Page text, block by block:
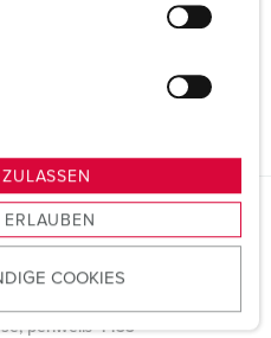
COOKIES
perlweiß 4433